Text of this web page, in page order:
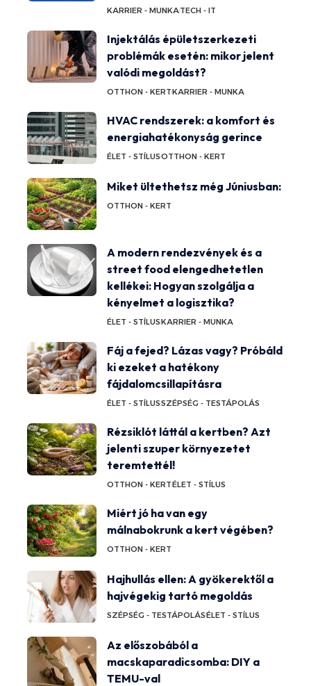
KARRIER - MUNKATECH - IT
Injektálás épületszerkezeti
problémák esetén: mikor jelent
valódi megoldást?
OTTHON - KERTKARRIER - MUNKA
HVAC rendszerek: a komfort és
energiahatékonyság gerince
ÉLET - STÍLUSOTTHON - KERT
Miket ültethetsz még Júniusban:
OTTHON - KERT
A modern rendezvények és a
street food elengedhetetlen
kellékei: Hogyan szolgálja a
kényelmet a logisztika?
ÉLET - STÍLUSKARRIER - MUNKA
Fáj a fejed? Lázas vagy? Próbáld
ki ezeket a hatékony
fájdalomcsillapításra
ÉLET - STÍLUSSZÉPSÉG - TESTÁPOLÁS
Rézsiklót láttál a kertben? Azt
jelenti szuper környezetet
teremtettél!
OTTHON - KERTÉLET - STÍLUS
Miért jó ha van egy
málnabokrunk a kert végében?
OTTHON - KERT
Hajhullás ellen: A gyökerektől a
hajvégekig tartó megoldás
SZÉPSÉG - TESTÁPOLÁSÉLET - STÍLUS
Az előszobából a
macskaparadicsomba: DIY a
TEMU-val